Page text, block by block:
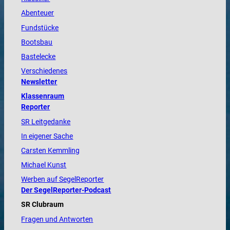
Abenteuer
Fundstücke
Bootsbau
Bastelecke
Verschiedenes
Newsletter
Klassenraum
Reporter
SR Leitgedanke
In eigener Sache
Carsten Kemmling
Michael Kunst
Werben auf SegelReporter
Der SegelReporter-Podcast
SR Clubraum
Fragen und Antworten